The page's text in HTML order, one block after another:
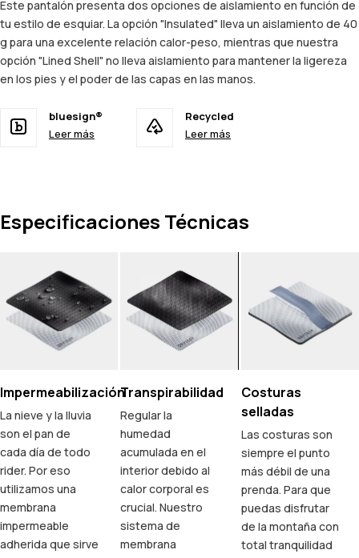
Este pantalón presenta dos opciones de aislamiento en función de
tu estilo de esquiar. La opción "Insulated" lleva un aislamiento de 40
g para una excelente relación calor-peso, mientras que nuestra
opción "Lined Shell" no lleva aislamiento para mantener la ligereza
en los pies y el poder de las capas en las manos.
bluesign®
Leer más
Recycled
Leer más
Especificaciones Técnicas
Impermeabilización
La nieve y la lluvia
son el pan de
cada día de todo
rider. Por eso
utilizamos una
membrana
impermeable
adherida que sirve
Transpirabilidad
Regular la
humedad
acumulada en el
interior debido al
calor corporal es
crucial. Nuestro
sistema de
membrana
Costuras
selladas
Las costuras son
siempre el punto
más débil de una
prenda. Para que
puedas disfrutar
de la montaña con
total tranquilidad